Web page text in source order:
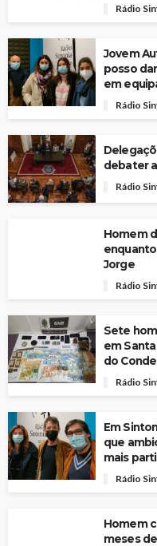
Rádio
Jovem
posso
em
Rádio
debater
Rádio
Homem
enquanto
Jorge
Rádio
Sete
em
do Conde
Rádio
Em
que
mais
Rádio
Homem
meses